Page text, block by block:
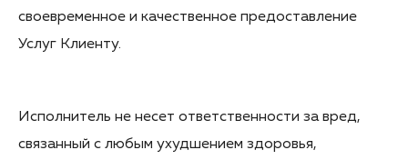
своевременное и качественное предоставление
Услуг Клиенту.
Исполнитель не несет ответственности за вред,
связанный с любым ухудшением здоровья,